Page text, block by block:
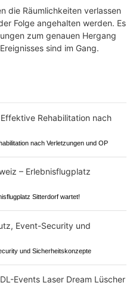
die Räumlichkeiten verlassen
Folge angehalten werden. Es
zum genauen Hergang
sind im Gang.
nach Verletzungen und OP
Sitterdorf wartet!
und Sicherheitskonzepte